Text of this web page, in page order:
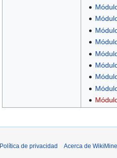
Política de privacidad Acerca de